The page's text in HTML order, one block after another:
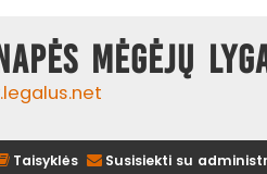
mėgėjų
Taisyklės Susisiekti su